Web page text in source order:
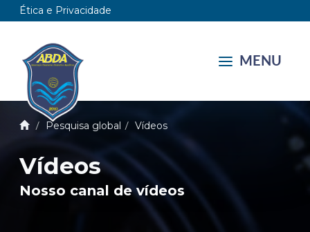
Ética e Privacidade
MENU
Pesquisa global Vídeos
Vídeos
Nosso canal de vídeos